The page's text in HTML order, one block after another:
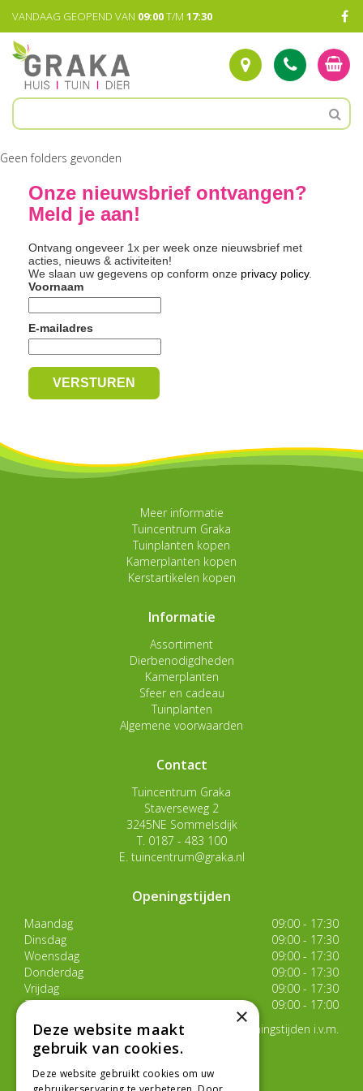
t
VANDAAG GEOPEND VAN 09:00T/M 17:30
Geen folders gevonden
Onze nieuwsbrief ontvangen?
Meld je aan!
Ontvang ongeveer 1x per week onze nieuwsbrief met
acties, nieuws & activiteiten!
We slaan uw gegevens op conform onze privacy policy.
Voornaam
E-mailadres
Meer informatie
Tuincentrum Graka
Tuinplanten kopen
Kamerplanten kopen
Kerstartikelen kopen
Informatie
Assortiment
Dierbenodigdheden
Kamerplanten
Sfeer en cadeau
Tuinplanten
Algemene voorwaarden
Contact
Tuincentrum Graka
Staverseweg 2
3245NE Sommelsdijk
T. 0187 - 483 100
E. tuincentrum@graka.nl
Openingstijden
Maandag
09:00 - 17:30
Dinsdag
09:00 - 17:30
Woensdag
09:00 - 17:30
Donderdag
09:00 - 17:30
Vrijdag
09:00 - 17:30
Zaterdag
09:00 - 17:00
Van 17 juli t/m 29 augustus aangepaste openingstijden i.v.m.
de zomervakantie
Toon alle openingstijden
×
Deze website maakt
gebruik van cookies.
Deze website gebruikt cookies om uw